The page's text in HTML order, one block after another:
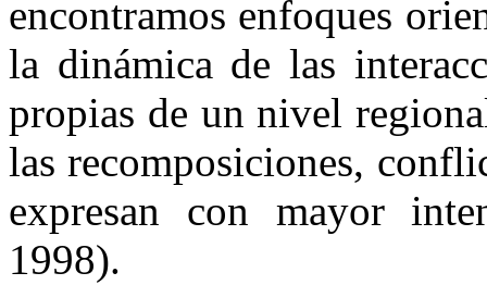
encontramos enfoques
la dinámica de las
propias de un nivel
las recomposiciones,
expresan con mayor
1998).